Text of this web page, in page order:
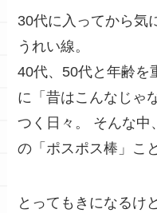
30代に入ってから気
うれい線。
40代、50代と年齢を
に「昔はこんなじゃ
つく日々。 そんな中
の「ポスポス棒」こと
とってもきになるけ